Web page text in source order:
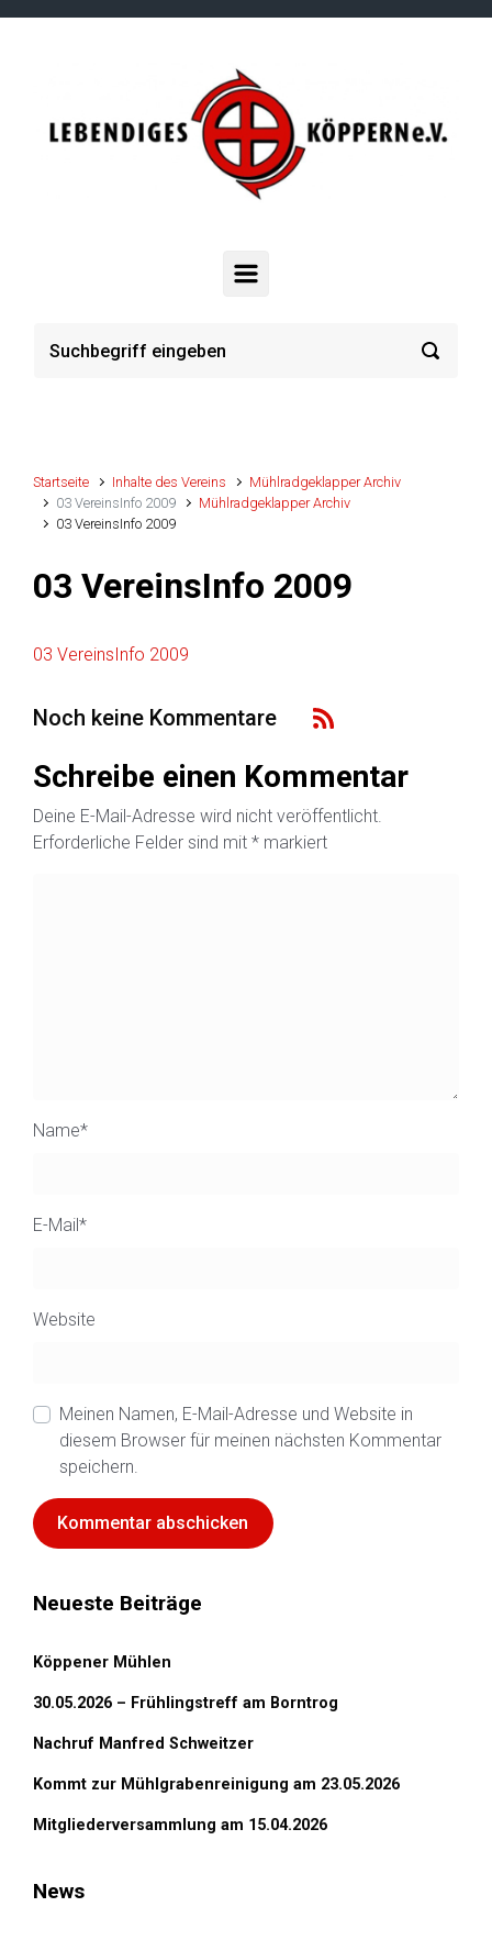
Zum Hauptinhalt springen
Startseite Inhalte des Vereins
Mühlradgeklapper Archiv
03 VereinsInfo 2009
Mühlradgeklapper Archiv
03 VereinsInfo 2009
03 VereinsInfo 2009
03 VereinsInfo 2009
Noch keine Kommentare
Schreibe einen Kommentar
Deine E-Mail-Adresse wird nicht veröffentlicht.
Erforderliche Felder sind mit * markiert
Name*
E-Mail*
Website
Meinen Namen, E-Mail-Adresse und Website in
diesem Browser für meinen nächsten Kommentar
speichern.
Neueste Beiträge
Köppener Mühlen
30.05.2026 – Frühlingstreff am Borntrog
Nachruf Manfred Schweitzer
Kommt zur Mühlgrabenreinigung am 23.05.2026
Mitgliederversammlung am 15.04.2026
News